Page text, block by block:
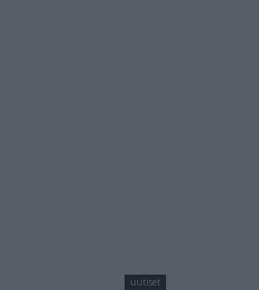
uutiset